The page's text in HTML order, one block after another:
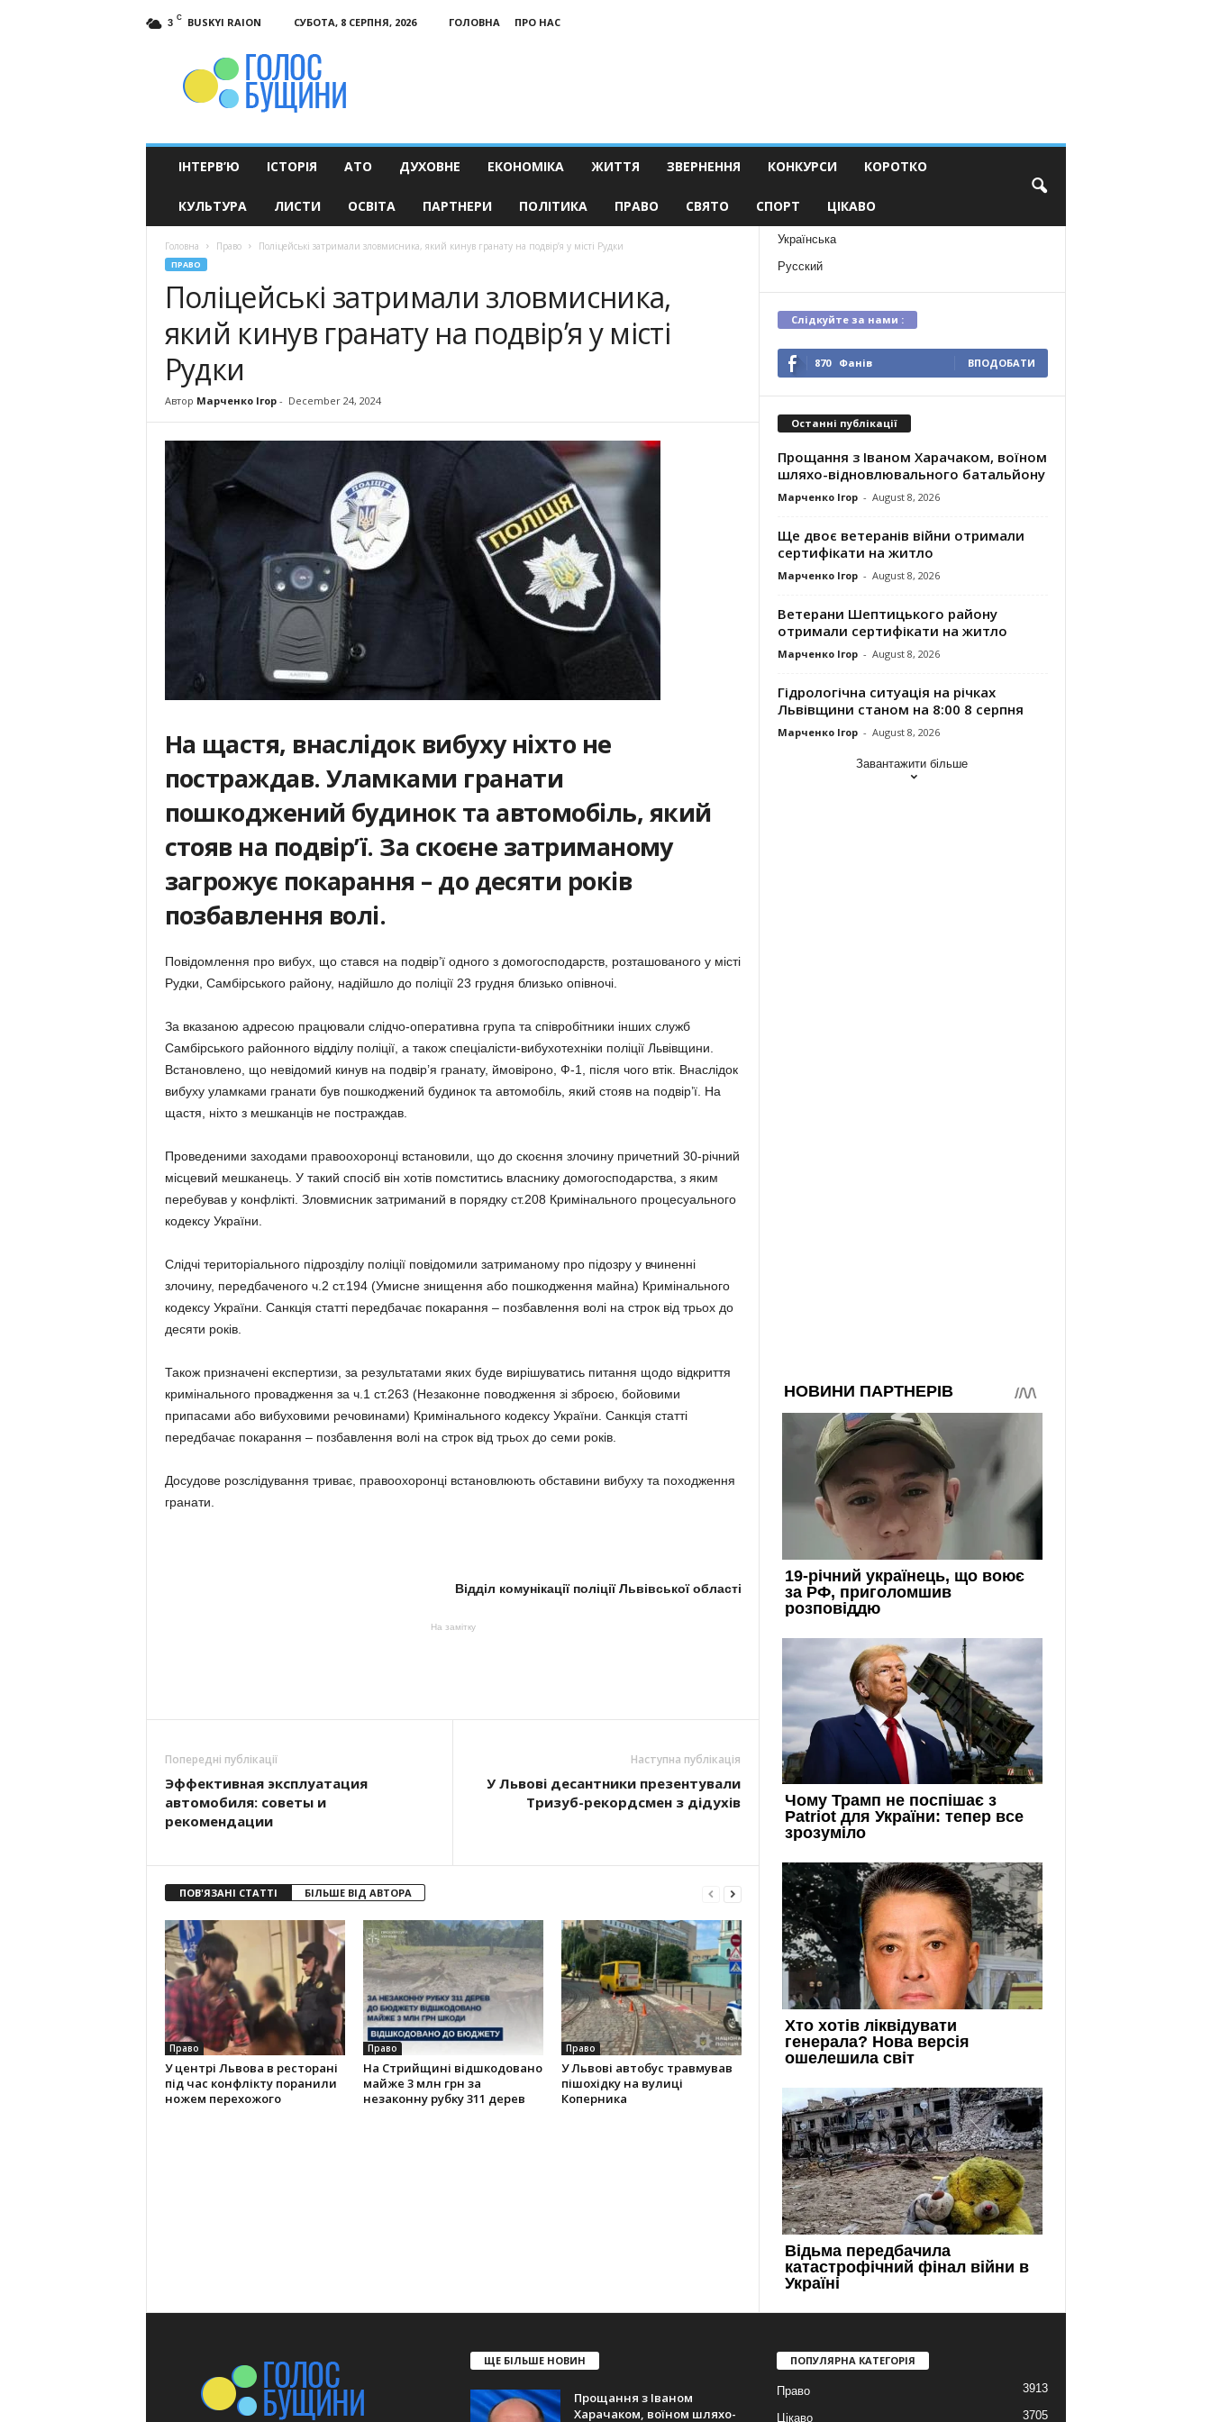
3 C BUSKYI RAION СУБОТА, 8 СЕРПНЯ, 2026 ГОЛОВНА
ПРО НАС
ІНТЕРВ’Ю ІСТОРІЯ АТО ДУХОВНЕ ЕКОНОМІКА ЖИТТЯ ЗВЕРНЕННЯ КОНКУРСИ КОРОТКО
КУЛЬТУРА ЛИСТИ ОСВІТА ПАРТНЕРИ ПОЛІТИКА ПРАВО СВЯТО СПОРТ ЦІКАВО
Головна Право Поліцейські затримали зловмисника, який кинув гранату на подвір’я у місті Рудки
ПРАВО
Поліцейські затримали зловмисника,
який кинув гранату на подвір’я у місті
Рудки
Автор Марченко Ігор- December 24, 2024
На щастя, внаслідок вибуху ніхто не
постраждав. Уламками гранати
пошкоджений будинок та автомобіль, який
стояв на подвір’ї. За скоєне затриманому
загрожує покарання – до десяти років
позбавлення волі.
Повідомлення про вибух, що стався на подвір’ї одного з домогосподарств, розташованого у місті
Рудки, Самбірського району, надійшло до поліції 23 грудня близько опівночі.
За вказаною адресою працювали слідчо-оперативна група та співробітники інших служб
Самбірського районного відділу поліції, а також спеціалісти-вибухотехніки поліції Львівщини.
Встановлено, що невідомий кинув на подвір’я гранату, ймовіроно, Ф-1, після чого втік. Внаслідок
вибуху уламками гранати був пошкоджений будинок та автомобіль, який стояв на подвір’ї. На
щастя, ніхто з мешканців не постраждав.
Проведеними заходами правоохоронці встановили, що до скоєння злочину причетний 30-річний
місцевий мешканець. У такий спосіб він хотів помститись власнику домогосподарства, з яким
перебував у конфлікті. Зловмисник затриманий в порядку ст.208 Кримінального процесуального
кодексу України.
Слідчі територіального підрозділу поліції повідомили затриманому про підозру у вчиненні
злочину, передбаченого ч.2 ст.194 (Умисне знищення або пошкодження майна) Кримінального
кодексу України. Санкція статті передбачає покарання – позбавлення волі на строк від трьох до
десяти років.
Також призначені експертизи, за результатами яких буде вирішуватись питання щодо відкриття
кримінального провадження за ч.1 ст.263 (Незаконне поводження зі зброєю, бойовими
припасами або вибуховими речовинами) Кримінального кодексу України. Санкція статті
передбачає покарання – позбавлення волі на строк від трьох до семи років.
Досудове розслідування триває, правоохоронці встановлюють обставини вибуху та походження
гранати.
Відділ комунікації поліції Львівської області
На замітку
Попередні публікації
Эффективная эксплуатация
автомобиля: советы и
рекомендации
Наступна публікація
У Львові десантники презентували
Тризуб-рекордсмен з дідухів
ПОВ'ЯЗАНІ СТАТТІ БІЛЬШЕ ВІД АВТОРА
Право
У центрі Львова в ресторані
під час конфлікту поранили
ножем перехожого
Право
На Стрийщині відшкодовано
майже 3 млн грн за
незаконну рубку 311 дерев
Право
У Львові автобус травмував
пішохідку на вулиці
Коперника
Українська
Русский
Слідкуйте за нами :
870 Фанів ВПОДОБАТИ
Останні публікації
Прощання з Іваном Харачаком, воїном
шляхо-відновлювального батальйону
Марченко Ігор - August 8, 2026
Ще двоє ветеранів війни отримали
сертифікати на житло
Марченко Ігор - August 8, 2026
Ветерани Шептицького району
отримали сертифікати на житло
Марченко Ігор - August 8, 2026
Гідрологічна ситуація на річках
Львівщини станом на 8:00 8 серпня
Марченко Ігор - August 8, 2026
Завантажити більше
ЩЕ БІЛЬШЕ НОВИН
Прощання з Іваном
Харачаком, воїном шляхо-
ПОПУЛЯРНА КАТЕГОРІЯ
Право 3913
Цікаво 3705